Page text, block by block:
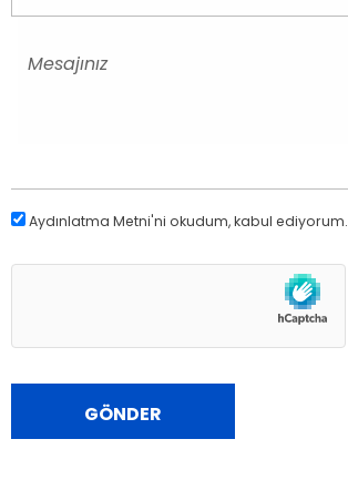
Aydınlatma Metni'ni okudum, kabul ediyorum.